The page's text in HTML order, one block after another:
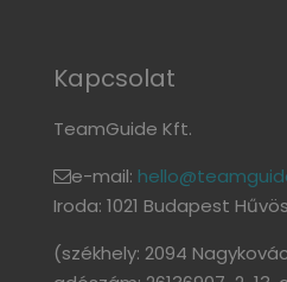
Kapcsolat
TeamGuide Kft.
e-mail:
Iroda: 1021 Budapest
(székhely: 2094